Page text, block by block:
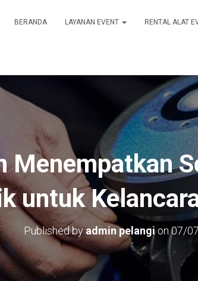
BERANDA LAYANAN EVENT RENTAL ALAT
Menempatkan
untuk
Published byadmin pelangion07/